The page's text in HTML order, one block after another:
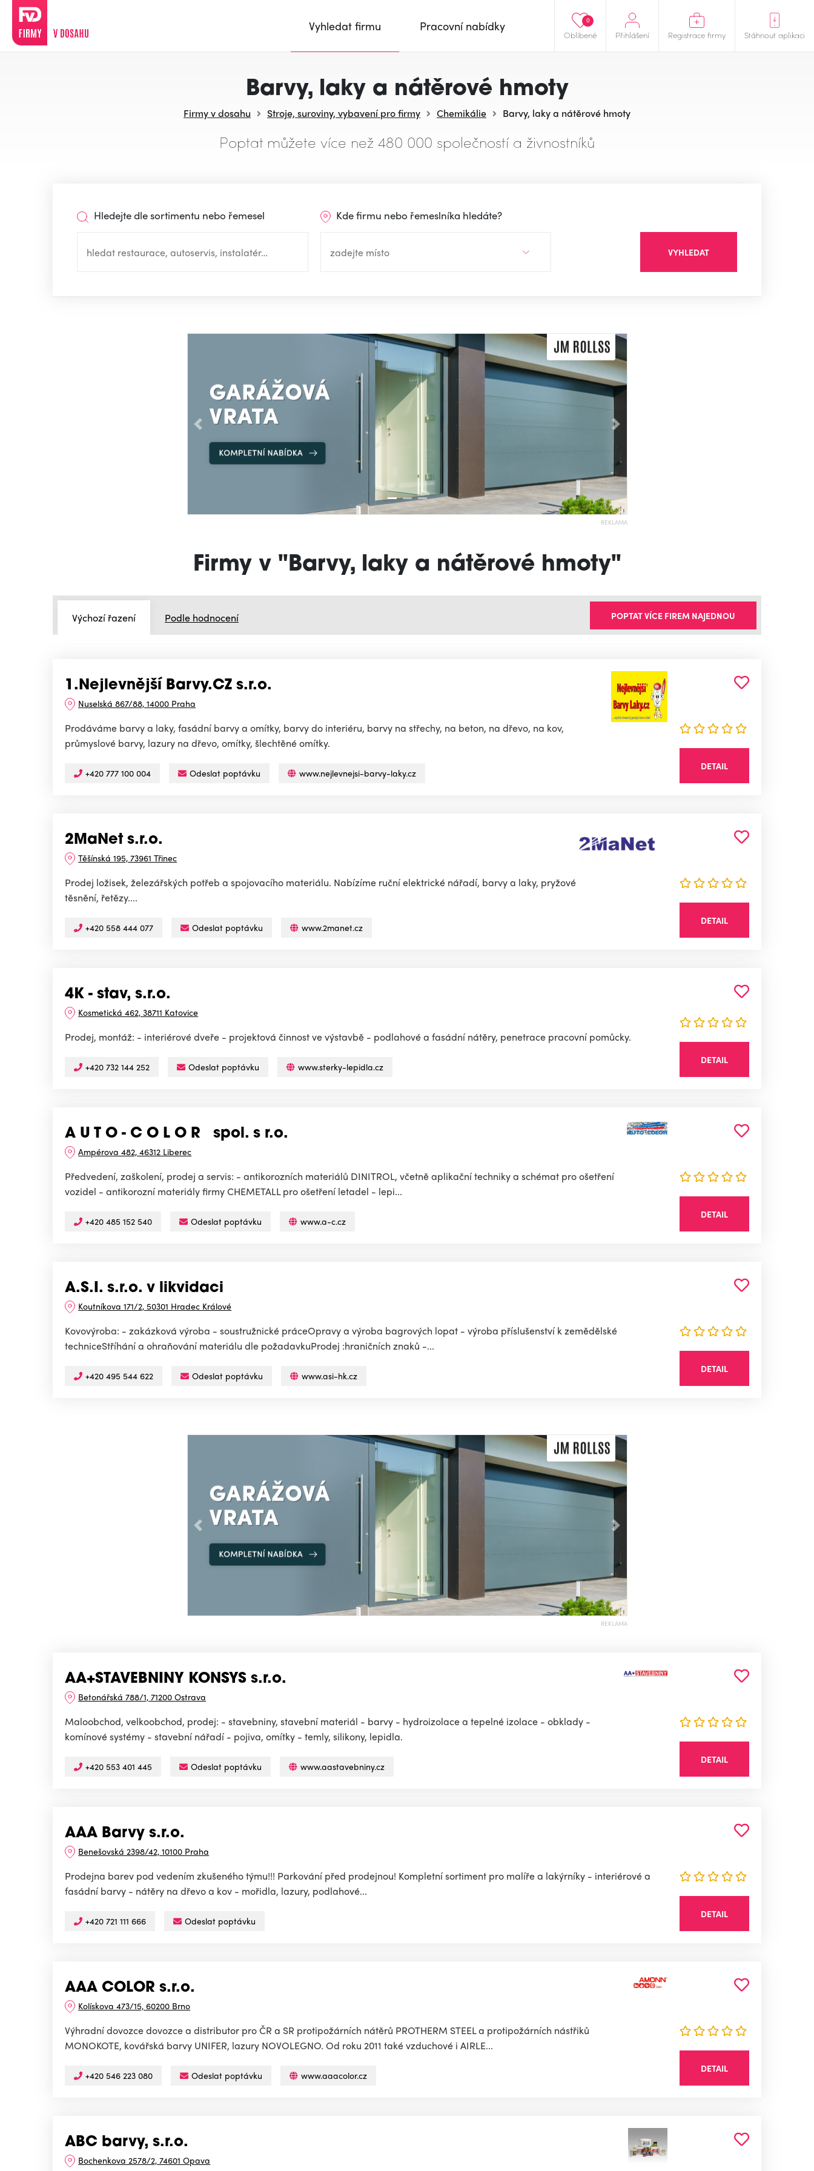
Oblíbené
0
Přihlášení Registrace firmy Stáhnout aplikaci
Vyhledat firmu Pracovní nabídky
Barvy, laky a nátěrové hmoty
Firmy v dosahu Stroje, suroviny, vybavení pro firmy Chemikálie Barvy, laky a nátěrové hmoty
Poptat můžete více než 480 000 společností a živnostníků
Hledejte dle sortimentu nebo řemesel Kde firmu nebo řemeslníka hledáte?
VYHLEDAT
Předchozí Následující
REKLAMA
Firmy v "Barvy, laky a nátěrové hmoty"
Výchozí řazení Podle hodnocení POPTAT VÍCE FIREM NAJEDNOU
1.Nejlevnější Barvy.CZ s.r.o.
Nuselská 867/88, 14000 Praha
Prodáváme barvy a laky, fasádní barvy a omítky, barvy do interiéru, barvy na střechy, na beton, na dřevo, na kov,
průmyslové barvy, lazury na dřevo, omítky, šlechtěné omítky.
+420 777 100 004 Odeslat poptávku www.nejlevnejsi-barvy-laky.cz
DETAIL
2MaNet s.r.o.
Těšínská 195, 73961 Třinec
Prodej ložisek, železářských potřeb a spojovacího materiálu. Nabízíme ruční elektrické nářadí, barvy a laky, pryžové
těsnění, řetězy....
+420 558 444 077 Odeslat poptávku www.2manet.cz
DETAIL
4K - stav, s.r.o.
Kosmetická 462, 38711 Katovice
Prodej, montáž: - interiérové dveře - projektová činnost ve výstavbě - podlahové a fasádní nátěry, penetrace pracovní pomůcky.
+420 732 144 252 Odeslat poptávku www.sterky-lepidla.cz
DETAIL
A U T O - C O L O R spol. s r.o.
Ampérova 482, 46312 Liberec
Předvedení, zaškolení, prodej a servis: - antikorozních materiálů DINITROL, včetně aplikační techniky a schémat pro ošetření
vozidel - antikorozní materiály firmy CHEMETALL pro ošetření letadel - lepi...
+420 485 152 540 Odeslat poptávku www.a-c.cz
DETAIL
A.S.I. s.r.o. v likvidaci
Koutníkova 171/2, 50301 Hradec Králové
Kovovýroba: - zakázková výroba - soustružnické práceOpravy a výroba bagrových lopat - výroba příslušenství k zemědělské
techniceStříhání a ohraňování materiálu dle požadavkuProdej :hraničních znaků -...
+420 495 544 622 Odeslat poptávku www.asi-hk.cz
DETAIL
Předchozí Následující
REKLAMA
AA+STAVEBNINY KONSYS s.r.o.
Betonářská 788/1, 71200 Ostrava
Maloobchod, velkoobchod, prodej: - stavebniny, stavební materiál - barvy - hydroizolace a tepelné izolace - obklady -
komínové systémy - stavební nářadí - pojiva, omítky - temly, silikony, lepidla.
+420 553 401 445 Odeslat poptávku www.aastavebniny.cz
DETAIL
AAA Barvy s.r.o.
Benešovská 2398/42, 10100 Praha
Prodejna barev pod vedením zkušeného týmu!!! Parkování před prodejnou! Kompletní sortiment pro malíře a lakýrníky - interiérové a
fasádní barvy - nátěry na dřevo a kov - mořidla, lazury, podlahové...
+420 721 111 666 Odeslat poptávku
DETAIL
AAA COLOR s.r.o.
Kolískova 473/15, 60200 Brno
Výhradní dovozce dovozce a distributor pro ČR a SR protipožárních nátěrů PROTHERM STEEL a protipožárních nástřiků
MONOKOTE, kovářská barvy UNIFER, lazury NOVOLEGNO. Od roku 2011 také vzduchové i AIRLE...
+420 546 223 080 Odeslat poptávku www.aaacolor.cz
DETAIL
ABC barvy, s.r.o.
Bochenkova 2578/2, 74601 Opava